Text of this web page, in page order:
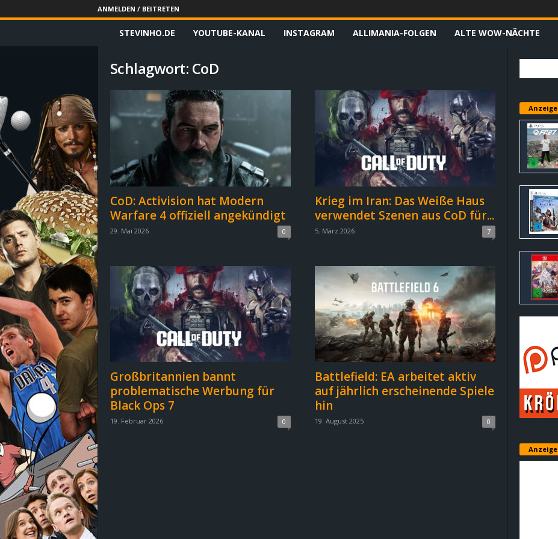
ANMELDEN / BEITRETEN
o
i
n
STEVINHO.DE YOUTUBE-KANAL INSTAGRAM ALLIMANIA-FOLGEN ALTE WOW-NÄCHTE
Schlagwort: CoD
CoD: Activision hat Modern
Warfare 4 offiziell angekündigt
29. Mai 2026 0
Krieg im Iran: Das Weiße Haus
verwendet Szenen aus CoD für...
5. März 2026 7
Großbritannien bannt
problematische Werbung für
Black Ops 7
19. Februar 2026 0
Battlefield: EA arbeitet aktiv
auf jährlich erscheinende Spiele
hin
19. August 2025 0
Anzeige
Anzeige